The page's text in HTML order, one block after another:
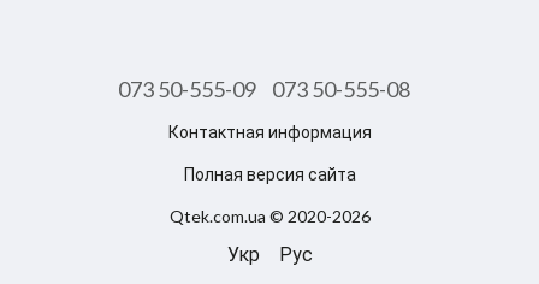
073 50-555-09 073 50-555-08
Контактная информация
Полная версия сайта
Qtek.com.ua © 2020-2026
Укр Рус